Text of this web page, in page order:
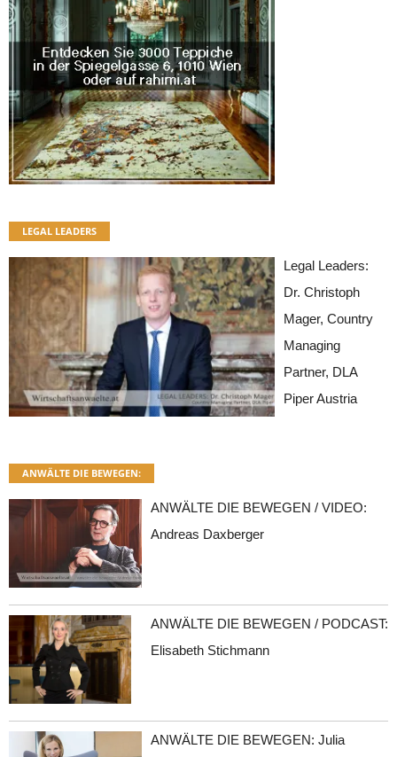
LEGAL LEADERS
Legal Leaders:
Dr. Christoph
Mager, Country
Managing
Partner, DLA
Piper Austria
ANWÄLTE DIE BEWEGEN:
ANWÄLTE DIE BEWEGEN / VIDEO:
Andreas Daxberger
ANWÄLTE DIE BEWEGEN / PODCAST:
Elisabeth Stichmann
ANWÄLTE DIE BEWEGEN: Julia